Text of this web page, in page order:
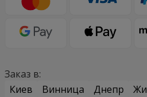
Заказ в:
Киев
Винница Днепр